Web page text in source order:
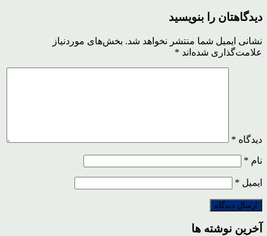
دیدگاهتان را بنویسید
نشانی ایمیل شما منتشر نخواهد شد. بخش‌های موردنیاز
علامت‌گذاری شده‌اند *
دیدگاه *
نام *
ایمیل *
آخرین نوشته ها